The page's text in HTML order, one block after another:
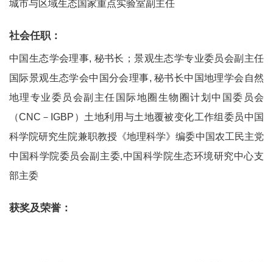
城市与区域生态国家重点实验室副主任
社会任职：
中国生态学会理事, 秘书长；景观生态学专业委员会副主任
国际景观生态学会中国分会理事, 秘书长中国地理学会自然
地理专业委员会副主任国际地圈生物圈计划中国委员会
（CNC－IGBP）土地利用与土地覆被变化工作组委员中国
科学院研究生院兼职教授《地理科学》编委中国农工民主党
中国科学院委员会副主委,中国科学院生态环境研究中心支
部主委
获奖及荣誉：